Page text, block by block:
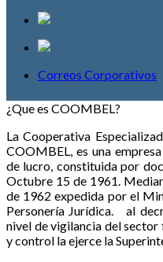
Correos Corporativos
¿Que es COOMBEL?
La Cooperativa
COOMBEL, es una
de lucro, constituida por
Octubre 15 de 1961.
de 1962 expedida por el
Personería Jurídica. al
nivel de vigilancia del
y control la ejerce la